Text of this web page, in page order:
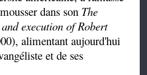
dans son The
execution of Robert
alimentant aujourd'hui
et de ses